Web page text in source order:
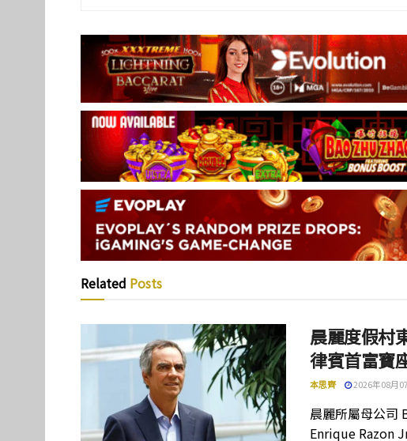
Related Posts
晨麗度假村
律賓首富寶
本思齊 2026年08月
晨麗所屬母公司
Enrique Razon